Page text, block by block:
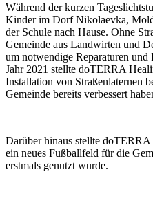
Während der kurzen
Kinder im Dorf Nikolaevka,
der Schule nach Hause. Ohne
Gemeinde aus Landwirten und
um notwendige Reparaturen
Jahr 2021 stellte doTERRA
Installation von Straßenlaternen
Gemeinde bereits verbessert
Darüber hinaus stellte
ein neues Fußballfeld für die
erstmals genutzt wurde.